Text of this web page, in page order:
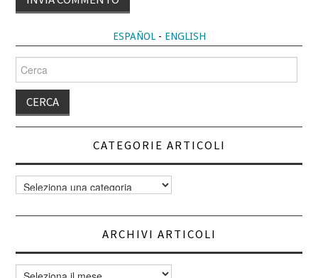
ESPAÑOL- ENGLISH
per:
CATEGORIE ARTICOLI
Categorie
articoli
ARCHIVI ARTICOLI
Archivi